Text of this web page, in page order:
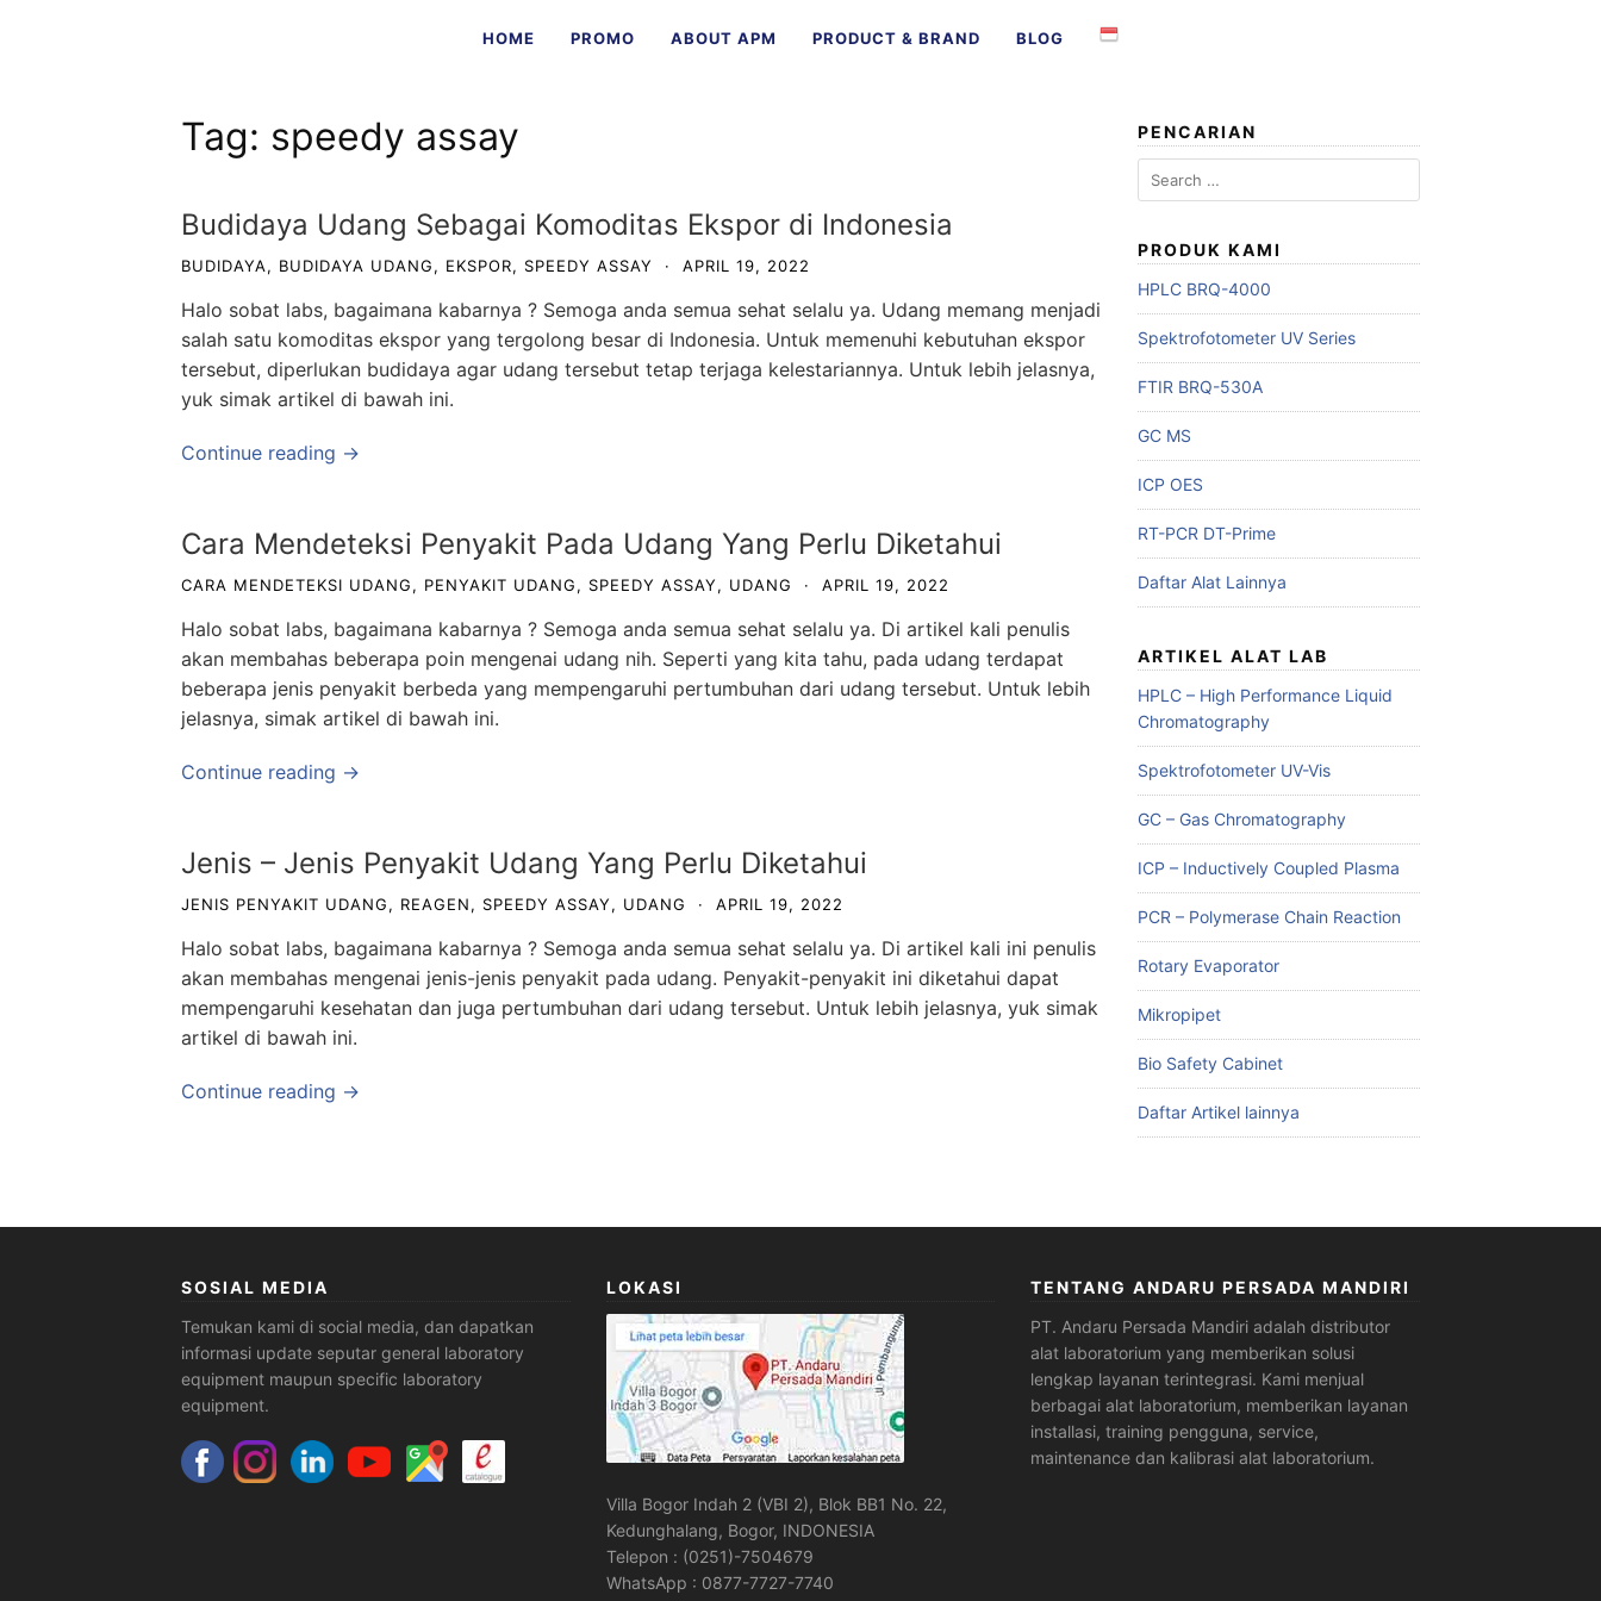
HOME PROMO ABOUT APM PRODUCT & BRAND BLOG
Tag: speedy assay
Budidaya Udang Sebagai Komoditas Ekspor di Indonesia
BUDIDAYA, BUDIDAYA UDANG, EKSPOR, SPEEDY ASSAY · APRIL 19, 2022
Halo sobat labs, bagaimana kabarnya ? Semoga anda semua sehat selalu ya. Udang memang menjadi
salah satu komoditas ekspor yang tergolong besar di Indonesia. Untuk memenuhi kebutuhan ekspor
tersebut, diperlukan budidaya agar udang tersebut tetap terjaga kelestariannya. Untuk lebih jelasnya,
yuk simak artikel di bawah ini.
Continue reading →
Cara Mendeteksi Penyakit Pada Udang Yang Perlu Diketahui
CARA MENDETEKSI UDANG, PENYAKIT UDANG, SPEEDY ASSAY, UDANG · APRIL 19, 2022
Halo sobat labs, bagaimana kabarnya ? Semoga anda semua sehat selalu ya. Di artikel kali penulis
akan membahas beberapa poin mengenai udang nih. Seperti yang kita tahu, pada udang terdapat
beberapa jenis penyakit berbeda yang mempengaruhi pertumbuhan dari udang tersebut. Untuk lebih
jelasnya, simak artikel di bawah ini.
Continue reading →
Jenis – Jenis Penyakit Udang Yang Perlu Diketahui
JENIS PENYAKIT UDANG, REAGEN, SPEEDY ASSAY, UDANG · APRIL 19, 2022
Halo sobat labs, bagaimana kabarnya ? Semoga anda semua sehat selalu ya. Di artikel kali ini penulis
akan membahas mengenai jenis-jenis penyakit pada udang. Penyakit-penyakit ini diketahui dapat
mempengaruhi kesehatan dan juga pertumbuhan dari udang tersebut. Untuk lebih jelasnya, yuk simak
artikel di bawah ini.
Continue reading →
PENCARIAN
Search
for:
PRODUK KAMI
HPLC BRQ-4000
Spektrofotometer UV Series
FTIR BRQ-530A
GC MS
ICP OES
RT-PCR DT-Prime
Daftar Alat Lainnya
ARTIKEL ALAT LAB
HPLC – High Performance Liquid
Chromatography
Spektrofotometer UV-Vis
GC – Gas Chromatography
ICP – Inductively Coupled Plasma
PCR – Polymerase Chain Reaction
Rotary Evaporator
Mikropipet
Bio Safety Cabinet
Daftar Artikel lainnya
SOSIAL MEDIA
Temukan kami di social media, dan dapatkan
informasi update seputar general laboratory
equipment maupun specific laboratory
equipment.
LOKASI
Villa Bogor Indah 2 (VBI 2), Blok BB1 No. 22,
Kedunghalang, Bogor, INDONESIA
Telepon : (0251)-7504679
WhatsApp : 0877-7727-7740
TENTANG ANDARU PERSADA MANDIRI
PT. Andaru Persada Mandiri adalahdistributor
alat laboratorium yang memberikan solusi
lengkap layanan terintegrasi. Kami menjual
berbagai alat laboratorium, memberikan layanan
installasi, training pengguna, service,
maintenance dan kalibrasi alat laboratorium.